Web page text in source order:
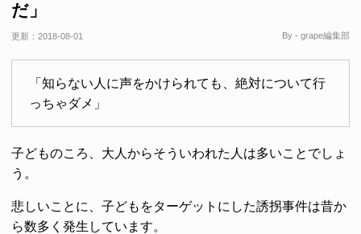
だ」
更新： 2018-08-01 By - grape編集部
「知らない人に声をかけられても、絶対について行
っちゃダメ」
子どものころ、大人からそういわれた人は多いことでしょ
う。
悲しいことに、子どもをターゲットにした誘拐事件は昔か
ら数多く発生しています。